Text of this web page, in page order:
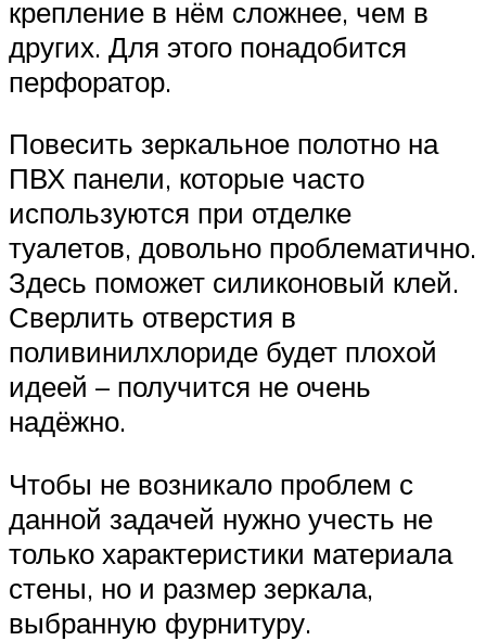
крепление в нём сложнее, чем в
других. Для этого понадобится
перфоратор.
Повесить зеркальное полотно на
ПВХ панели, которые часто
используются при отделке
туалетов, довольно проблематично.
Здесь поможет силиконовый клей.
Сверлить отверстия в
поливинилхлориде будет плохой
идеей – получится не очень
надёжно.
Чтобы не возникало проблем с
данной задачей нужно учесть не
только характеристики материала
стены, но и размер зеркала,
выбранную фурнитуру.